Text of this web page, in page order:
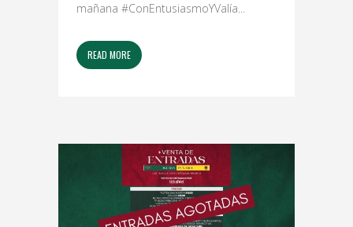
mañana #ConEntusiasmoYValía...
READ MORE